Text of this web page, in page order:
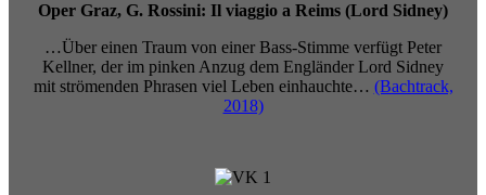
Oper Graz, G. Rossini: Il viaggio a Reims (Lord Sidney)
…Über einen Traum von einer Bass-Stimme verfügt Peter
Kellner, der im pinken Anzug dem Engländer Lord Sidney
mit strömenden Phrasen viel Leben einhauchte… (Bachtrack,
2018)